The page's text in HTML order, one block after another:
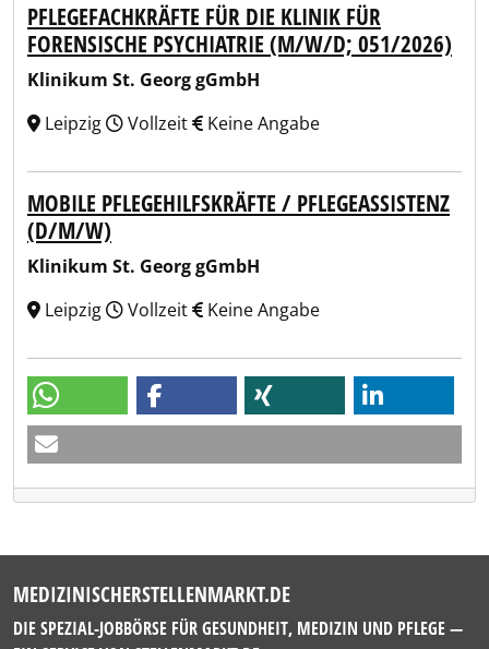
PFLEGEFACHKRÄFTE FÜR DIE KLINIK FÜR
FORENSISCHE PSYCHIATRIE (M/W/D; 051/2026)
Klinikum St. Georg gGmbH
Leipzig
Vollzeit Keine Angabe
MOBILE PFLEGEHILFSKRÄFTE / PFLEGEASSISTENZ
(D/M/W)
Klinikum St. Georg gGmbH
Leipzig
Vollzeit Keine Angabe
MEDIZINISCHERSTELLENMARKT.DE
DIE SPEZIAL-JOBBÖRSE FÜR GESUNDHEIT, MEDIZIN UND PFLEGE —